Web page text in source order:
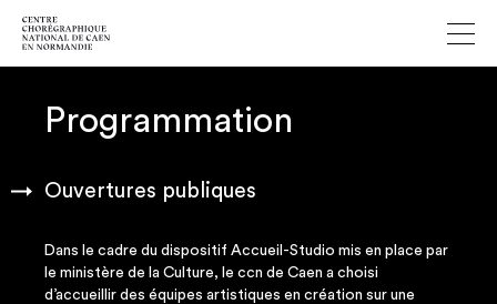
Programmation
Ouvertures publiques
Dans le cadre du dis­po­si­tif Accueil-Stu­dio mis en place par
le minis­tère de la Culture, le ccn de Caen a choi­si
d’accueillir des équipes artis­tiques en créa­tion sur une